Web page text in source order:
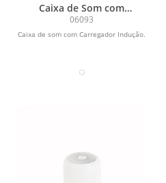
Caixa de Som com
Carregador Indução
06093
Caixa de som com Carregador Indução.